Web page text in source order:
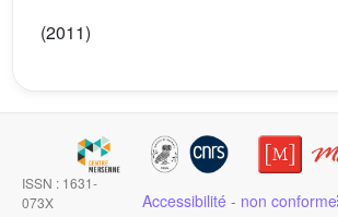
(2011)
ISSN : 1631-
073X
Accessibilité - non conforme